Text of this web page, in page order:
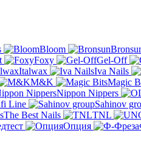
Bloom
Foxy Gel-Off
Italwax
Iva Nails
M&K
Magic
Nippon Nippers
Line
Sahinov
The Best Nails
TNL
Опция